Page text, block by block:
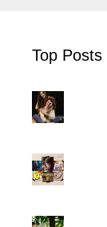
Top Posts